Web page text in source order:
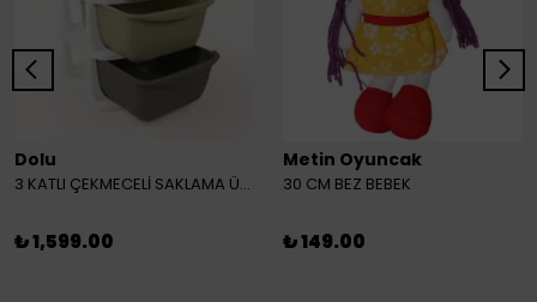
Dolu
3 KATLI ÇEKMECELİ SAKLAMA ÜNİTESİ
₺ 1,599.00
Metin Oyuncak
30 CM BEZ BEBEK
₺ 149.00